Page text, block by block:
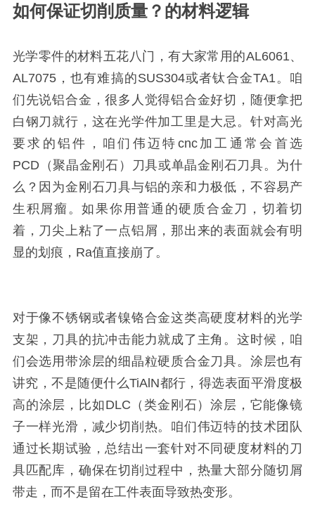
如何保证切削质量？的材料逻辑
光学零件的材料五花八门，有大家常用的AL6061、
AL7075，也有难搞的SUS304或者钛合金TA1。咱
们先说铝合金，很多人觉得铝合金好切，随便拿把
白钢刀就行，这在光学件加工里是大忌。针对高光
要求的铝件，咱们伟迈特cnc加工通常会首选
PCD（聚晶金刚石）刀具或单晶金刚石刀具。为什
么？因为金刚石刀具与铝的亲和力极低，不容易产
生积屑瘤。如果你用普通的硬质合金刀，切着切
着，刀尖上粘了一点铝屑，那出来的表面就会有明
显的划痕，Ra值直接崩了。
对于像不锈钢或者镍铬合金这类高硬度材料的光学
支架，刀具的抗冲击能力就成了主角。这时候，咱
们会选用带涂层的细晶粒硬质合金刀具。涂层也有
讲究，不是随便什么TiAlN都行，得选表面平滑度极
高的涂层，比如DLC（类金刚石）涂层，它能像镜
子一样光滑，减少切削热。咱们伟迈特的技术团队
通过长期试验，总结出一套针对不同硬度材料的刀
具匹配库，确保在切削过程中，热量大部分随切屑
带走，而不是留在工件表面导致热变形。